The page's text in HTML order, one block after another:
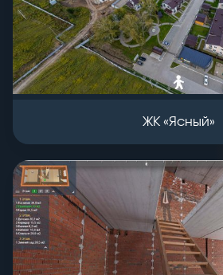
ЖК «Ясный»